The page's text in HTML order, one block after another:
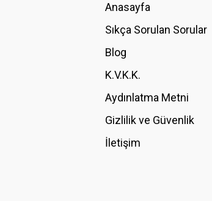
Ürün resmi kalitesiz, bozuk veya
Ürün açıklamasında eksik bilgiler bulunuyor.
Ürün fiyatı diğer sitelerden daha pahalı.
Bu ürüne benzer farklı alternatifler olmalı.
Anasayfa
Sıkça Sorulan Sorular
Blog
K.V.K.K.
Aydınlatma Metni
Gizlilik ve Güvenlik
İletişim